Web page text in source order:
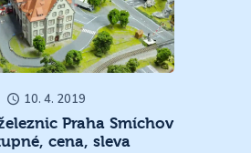
10. 4. 2019
Praha Smíchov
cena, sleva